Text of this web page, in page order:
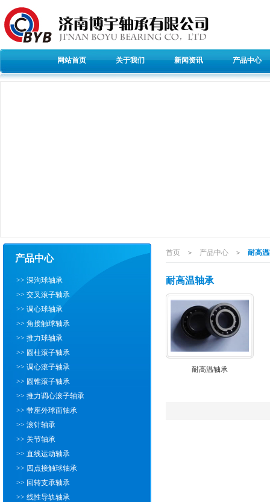
网站首页 关于我们 新闻资讯 产品中心
产品中心
>> 深沟球轴承
>> 交叉滚子轴承
>> 调心球轴承
>> 角接触球轴承
>> 推力球轴承
>> 圆柱滚子轴承
>> 调心滚子轴承
>> 圆锥滚子轴承
>> 推力调心滚子轴承
>> 带座外球面轴承
>> 滚针轴承
>> 关节轴承
>> 直线运动轴承
>> 四点接触球轴承
>> 回转支承轴承
>> 线性导轨轴承
首页 > 产品中心 > 耐高
耐高温轴承
耐高温轴承